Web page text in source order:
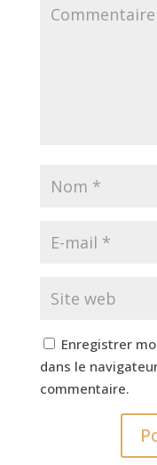
Enregistrer
dans le
commentaire.